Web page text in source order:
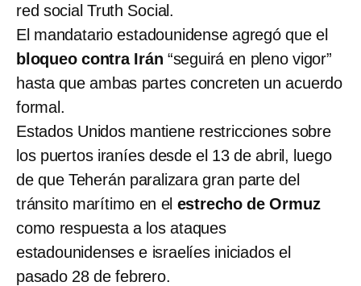
red social Truth Social.
El mandatario estadounidense agregó que el
bloqueo contra Irán “seguirá en pleno vigor”
hasta que ambas partes concreten un acuerdo
formal.
Estados Unidos mantiene restricciones sobre
los puertos iraníes desde el 13 de abril, luego
de que Teherán paralizara gran parte del
tránsito marítimo en el estrecho de Ormuz
como respuesta a los ataques
estadounidenses e israelíes iniciados el
pasado 28 de febrero.